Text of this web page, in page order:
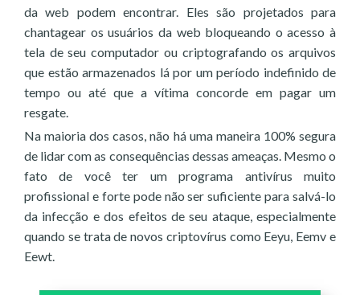
da web podem encontrar. Eles são projetados para
chantagear os usuários da web bloqueando o acesso à
tela de seu computador ou criptografando os arquivos
que estão armazenados lá por um período indefinido de
tempo ou até que a vítima concorde em pagar um
resgate.
Na maioria dos casos, não há uma maneira 100% segura
de lidar com as consequências dessas ameaças. Mesmo o
fato de você ter um programa antivírus muito
profissional e forte pode não ser suficiente para salvá-lo
da infecção e dos efeitos de seu ataque, especialmente
quando se trata de novos criptovírus como Eeyu, Eemv e
Eewt.